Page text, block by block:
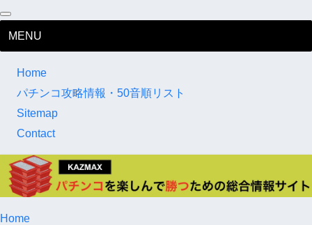
MENU
Home
パチンコ攻略情報・50音順リスト
Sitemap
Contact
Home